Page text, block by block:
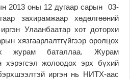
2013 оны 12 дугаар сарын 03-
захирамжаар хөдөлгөөний
Улаанбаатар хот доторхи
хязгаарлалтгүйгээр оролцох
журам баталлаа. Журам
хэрэгсэл жолоодох эрх бүхий
иргэн нь НИТХ-аас